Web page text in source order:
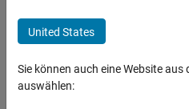
Information Technology
Education Sales
Sales Operations
Marketing Communications
+7
United States
Sie können auch eine Website
auswählen: